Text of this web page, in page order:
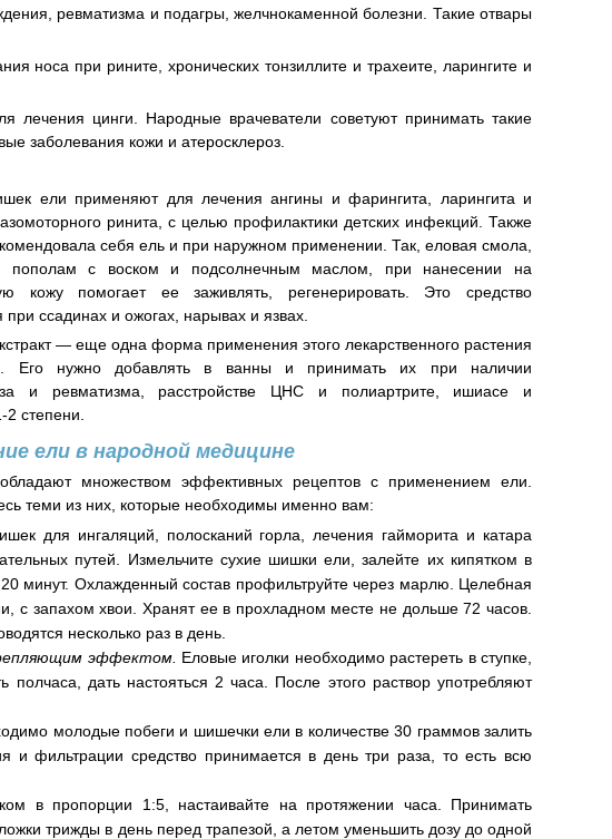
ревматизма и подагры, желчнокаменной болезни. Такие отвары
носа при рините, хронических тонзиллите и трахеите, ларингите и
лечения цинги. Народные врачеватели советуют принимать такие
заболевания кожи и атеросклероз.
ели применяют для лечения ангины и фарингита, ларингита и
ринита, с целью профилактики детских инфекций. Также
себя ель и при наружном применении. Так, еловая смола,
пополам с воском и подсолнечным маслом, при нанесении на
кожу помогает ее заживлять, регенерировать. Это средство
при ссадинах и ожогах, нарывах и язвах.
— еще одна форма применения этого лекарственного растения
Его нужно добавлять в ванны и принимать их при наличии
и ревматизма, расстройстве ЦНС и полиартрите, ишиасе и
2 степени.
ели в народной медицине
множеством эффективных рецептов с применением ели.
теми из них, которые необходимы именно вам:
для ингаляций, полосканий горла, лечения гайморита и катара
путей. Измельчите сухие шишки ели, залейте их кипятком в
минут. Охлажденный состав профильтруйте через марлю. Целебная
с запахом хвои. Хранят ее в прохладном месте не дольше 72 часов.
несколько раз в день.
эффектом. Еловые иголки необходимо растереть в ступке,
дать настояться 2 часа. После этого раствор употребляют
молодые побеги и шишечки ели в количестве 30 граммов залить
и фильтрации средство принимается в день три раза, то есть всю
в пропорции 1:5, настаивайте на протяжении часа. Принимать
трижды в день перед трапезой, а летом уменьшить дозу до одной